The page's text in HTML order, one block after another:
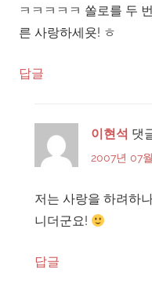
ㅋㅋㅋㅋㅋ 쏠로를 두
른 사랑하세욧! ㅎ
답글
이현석 댓
2007년 07
저는 사랑을 하려하
니더군요!
답글